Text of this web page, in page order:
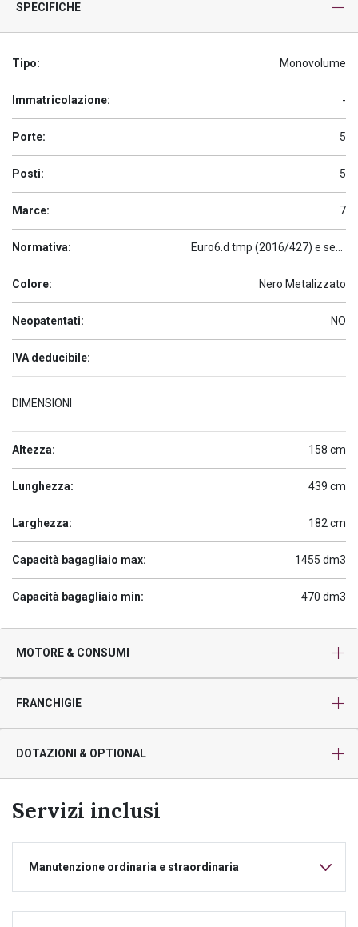
SPECIFICHE
Tipo: Monovolume
Immatricolazione: -
Porte: 5
Posti: 5
Marce: 7
Normativa:
Colore: Nero Metalizzato
Neopatentati: NO
IVA deducibile:
DIMENSIONI
Altezza: 158 cm
Lunghezza: 439 cm
Larghezza: 182 cm
Capacità bagagliaio max: 1455 dm3
Capacità bagagliaio min: 470 dm3
MOTORE & CONSUMI
FRANCHIGIE
DOTAZIONI & OPTIONAL
Servizi inclusi
Manutenzione ordinaria e straordinaria